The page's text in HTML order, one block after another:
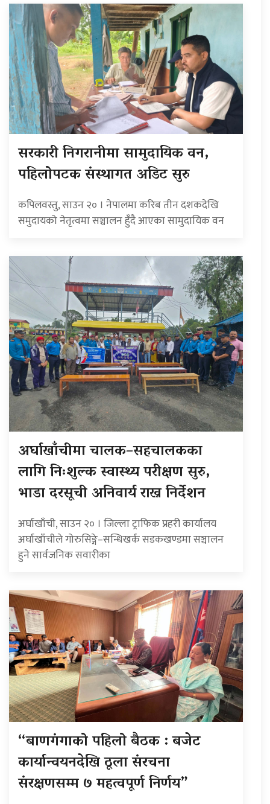
सरकारी निगरानीमा सामुदायिक वन,
पहिलोपटक संस्थागत अडिट सुरु
कपिलवस्तु, साउन २० । नेपालमा करिब तीन दशकदेखि
समुदायको नेतृत्वमा सञ्चालन हुँदै आएका सामुदायिक वन
अर्घाखाँचीमा चालक–सहचालकका
लागि निःशुल्क स्वास्थ्य परीक्षण सुरु,
भाडा दरसूची अनिवार्य राख्न निर्देशन
अर्घाखाँची, साउन २० । जिल्ला ट्राफिक प्रहरी कार्यालय
अर्घाखाँचीले गोरुसिङ्गे–सन्धिखर्क सडकखण्डमा सञ्चालन
हुने सार्वजनिक सवारीका
“बाणगंगाको पहिलो बैठक : बजेट
कार्यान्वयनदेखि ठूला संरचना
संरक्षणसम्म ७ महत्वपूर्ण निर्णय”